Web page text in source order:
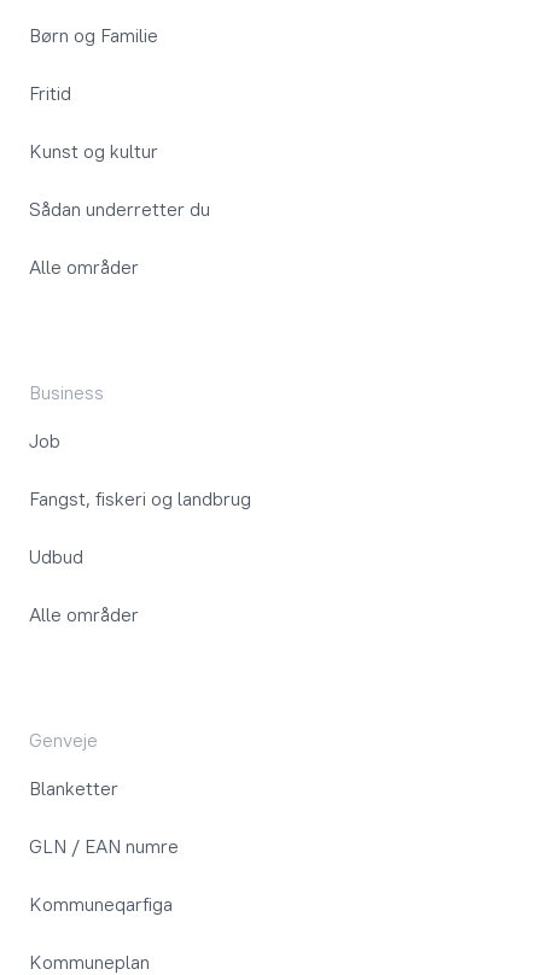
Børn og Familie
Fritid
Kunst og kultur
Sådan underretter du
Alle områder
Business
Job
Fangst, fiskeri og landbrug
Udbud
Alle områder
Genveje
Blanketter
GLN / EAN numre
Kommuneqarfiga
Kommuneplan